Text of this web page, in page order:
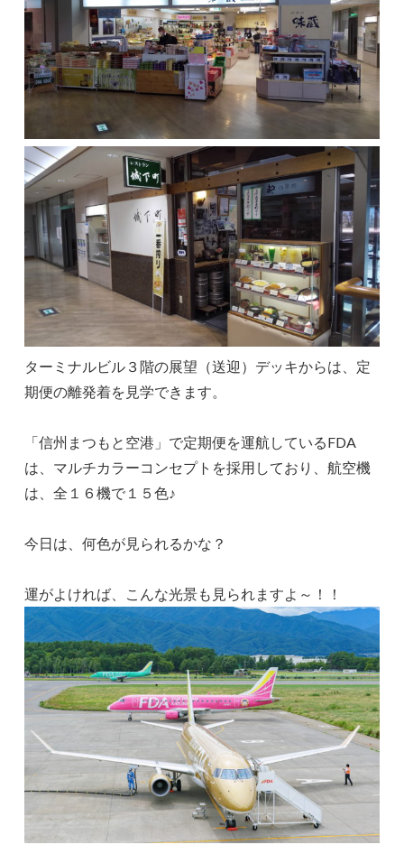
ターミナルビル３階の展望（送迎）デッキからは、定
期便の離発着を見学できます。
「信州まつもと空港」で定期便を運航しているFDA
は、マルチカラーコンセプトを採用しており、航空機
は、全１６機で１５色♪
今日は、何色が見られるかな？
運がよければ、こんな光景も見られますよ～！！